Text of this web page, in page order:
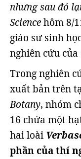
nhưng sau đó
Sciencehôm 8/
giáo sư sinh
nghiên cứu của
Trong nghiên
xuất bản trên
Botany, nhóm
16 chứa một
hai loài
phần của thí